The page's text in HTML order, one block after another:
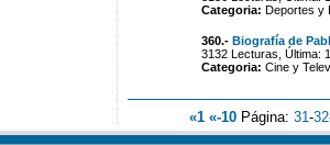
Categoria: Deportes y
360.- Biografía de
3132 Lecturas, Última:
Categoria: Cine y
«1 «-10 Página: 31-32